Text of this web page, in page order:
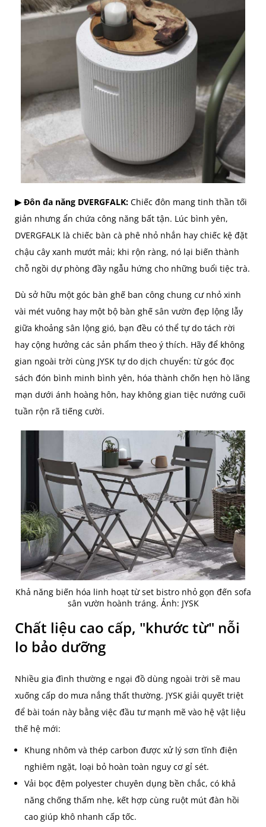
▶ Đôn đa năng DVERGFALK: Chiếc đôn mang tinh thần tối
giản nhưng ẩn chứa công năng bất tận. Lúc bình yên,
DVERGFALK là chiếc bàn cà phê nhỏ nhắn hay chiếc kệ đặt
chậu cây xanh mướt mải; khi rộn ràng, nó lại biến thành
chỗ ngồi dự phòng đầy ngẫu hứng cho những buổi tiệc trà.
Dù sở hữu một góc bàn ghế ban công chung cư nhỏ xinh
vài mét vuông hay một bộ bàn ghế sân vườn đẹp lộng lẫy
giữa khoảng sân lộng gió, bạn đều có thể tự do tách rời
hay cộng hưởng các sản phẩm theo ý thích. Hãy để không
gian ngoài trời cùng JYSK tự do dịch chuyển: từ góc đọc
sách đón bình minh bình yên, hóa thành chốn hẹn hò lãng
mạn dưới ánh hoàng hôn, hay không gian tiệc nướng cuối
tuần rộn rã tiếng cười.
Khả năng biến hóa linh hoạt từ set bistro nhỏ gọn đến sofa
sân vườn hoành tráng. Ảnh: JYSK
Chất liệu cao cấp, "khước từ" nỗi
lo bảo dưỡng
Nhiều gia đình thường e ngại đồ dùng ngoài trời sẽ mau
xuống cấp do mưa nắng thất thường. JYSK giải quyết triệt
để bài toán này bằng việc đầu tư mạnh mẽ vào hệ vật liệu
thế hệ mới:
Khung nhôm và thép carbon được xử lý sơn tĩnh điện
nghiêm ngặt, loại bỏ hoàn toàn nguy cơ gỉ sét.
Vải bọc đệm polyester chuyên dụng bền chắc, có khả
năng chống thấm nhẹ, kết hợp cùng ruột mút đàn hồi
cao giúp khô nhanh cấp tốc.